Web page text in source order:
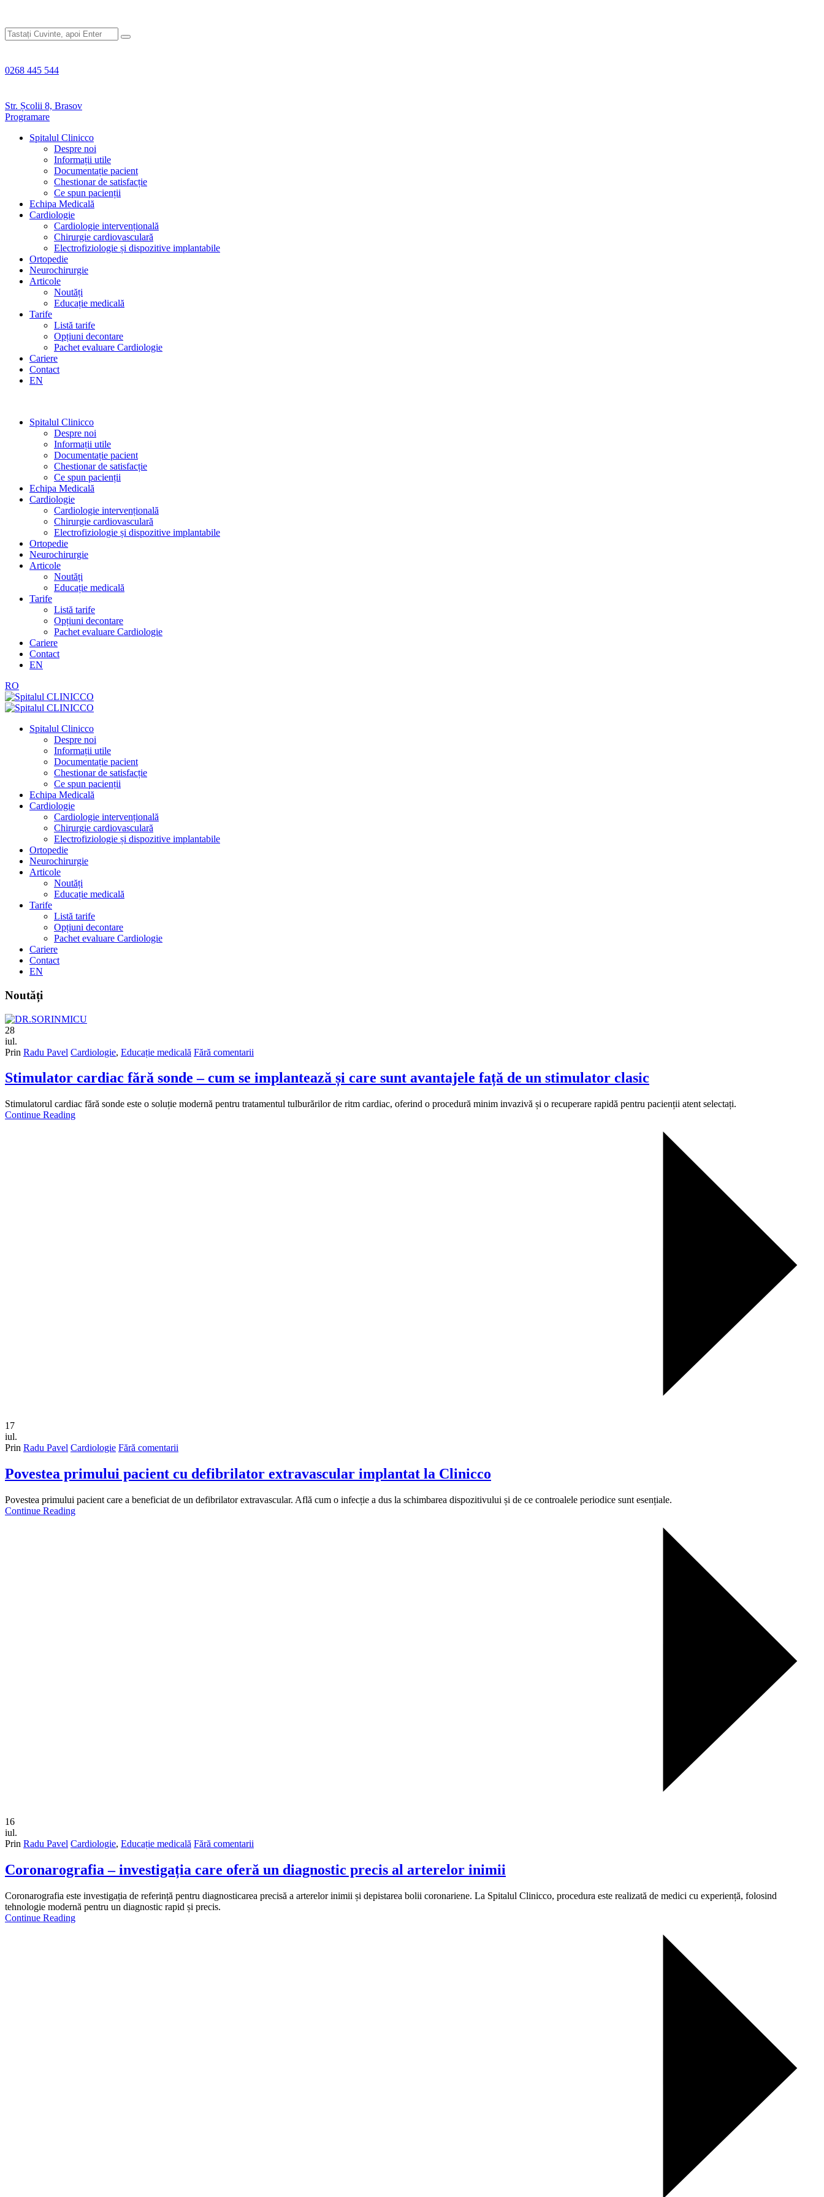
0268 445 544
Str. Școlii 8, Brasov
Programare
Spitalul Clinicco
Despre noi
Informații utile
Documentație pacient
Chestionar de satisfacție
Ce spun pacienții
Echipa Medicală
Cardiologie
Cardiologie intervențională
Chirurgie cardiovasculară
Electrofiziologie și dispozitive implantabile
Ortopedie
Neurochirurgie
Articole
Noutăți
Educație medicală
Tarife
Listă tarife
Opțiuni decontare
Pachet evaluare Cardiologie
Cariere
Contact
EN
Spitalul Clinicco
Despre noi
Informații utile
Documentație pacient
Chestionar de satisfacție
Ce spun pacienții
Echipa Medicală
Cardiologie
Cardiologie intervențională
Chirurgie cardiovasculară
Electrofiziologie și dispozitive implantabile
Ortopedie
Neurochirurgie
Articole
Noutăți
Educație medicală
Tarife
Listă tarife
Opțiuni decontare
Pachet evaluare Cardiologie
Cariere
Contact
EN
RO
Spitalul Clinicco
Despre noi
Informații utile
Documentație pacient
Chestionar de satisfacție
Ce spun pacienții
Echipa Medicală
Cardiologie
Cardiologie intervențională
Chirurgie cardiovasculară
Electrofiziologie și dispozitive implantabile
Ortopedie
Neurochirurgie
Articole
Noutăți
Educație medicală
Tarife
Listă tarife
Opțiuni decontare
Pachet evaluare Cardiologie
Cariere
Contact
EN
Noutăți
28
iul.
Prin Radu Pavel Cardiologie, Educație medicală Fără comentarii
Stimulator cardiac fără sonde – cum se implantează și care sunt avantajele față de un stimulator clasic
Stimulatorul cardiac fără sonde este o soluție modernă pentru tratamentul tulburărilor de ritm cardiac, oferind o procedură minim invazivă și o recuperare rapidă pentru pacienții atent selectați.
Continue Reading
17
iul.
Prin Radu Pavel Cardiologie Fără comentarii
Povestea primului pacient cu defibrilator extravascular implantat la Clinicco
Povestea primului pacient care a beneficiat de un defibrilator extravascular. Află cum o infecție a dus la schimbarea dispozitivului și de ce controalele periodice sunt esențiale.
Continue Reading
16
iul.
Prin Radu Pavel Cardiologie, Educație medicală Fără comentarii
Coronarografia – investigația care oferă un diagnostic precis al arterelor inimii
Coronarografia este investigația de referință pentru diagnosticarea precisă a arterelor inimii și depistarea bolii coronariene. La Spitalul Clinicco, procedura este realizată de medici cu experiență, folosind
tehnologie modernă pentru un diagnostic rapid și precis.
Continue Reading